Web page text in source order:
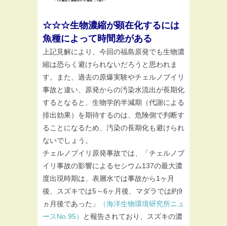
☆☆☆生物濃縮が顕在化するには
魚種によって時間差がある
上記見解により、今回の福島原発でも生物濃
縮は恐らく避けられないだろうと思われま
す。また、過去の原爆実験やチェルノブイリ
事故と違い、原発からの汚染水流出が長期化
するとなると、生物学的半減期（代謝による
排出効果）を期待するのは、危険側で判断す
ることになるため、汚染の長期化も避けられ
ないでしょう。
チェルノブイリ原発事故では、「チェルノブ
イリ事故の影響によるセシウム137の最大濃
度出現時期は、表層水では事故から1ヶ月
後、スズキでは5～6ヶ月後、マダラでは約9
ヵ月後であった」
（海洋生物環境研究所ニュ
ースNo.95）
と報告されており、スズキの濃